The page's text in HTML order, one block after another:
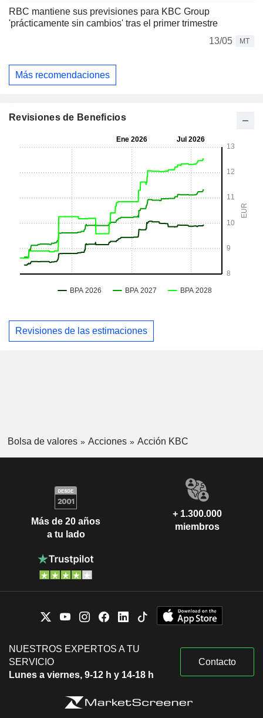
RBC mantiene sus previsiones para KBC Group
'prácticamente sin cambios' tras el primer trimestre
13/05
MT
Más recomendaciones
Revisiones de Beneficios
Revisiones de las estimaciones
Bolsa de valores Acciones Acción KBC
Más de 20 años
a tu lado
+ 1.300.000
miembros
NUESTROS EXPERTOS A TU
SERVICIO
Lunes a viernes, 9-12 h y 14-18 h
Contacto